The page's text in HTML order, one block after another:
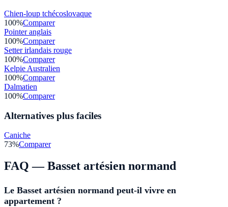
Chien-loup tchécoslovaque
100%Comparer
Pointer anglais
100%Comparer
Setter irlandais rouge
100%Comparer
Kelpie Australien
100%Comparer
Dalmatien
100%Comparer
Alternatives plus faciles
Caniche
73%Comparer
FAQ —Basset artésien normand
Le Basset artésien normand peut-il vivre en
appartement ?